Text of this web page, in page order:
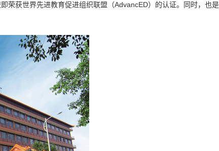
荣获世界先进教育促进组织联盟（AdvancED）的认证。同时，也